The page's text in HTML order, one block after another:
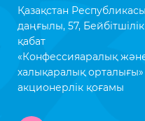
Қазақстан
даңғылы, 57,
қабат
«Конфессияаралық
халықаралық
акционерлік қоғамы